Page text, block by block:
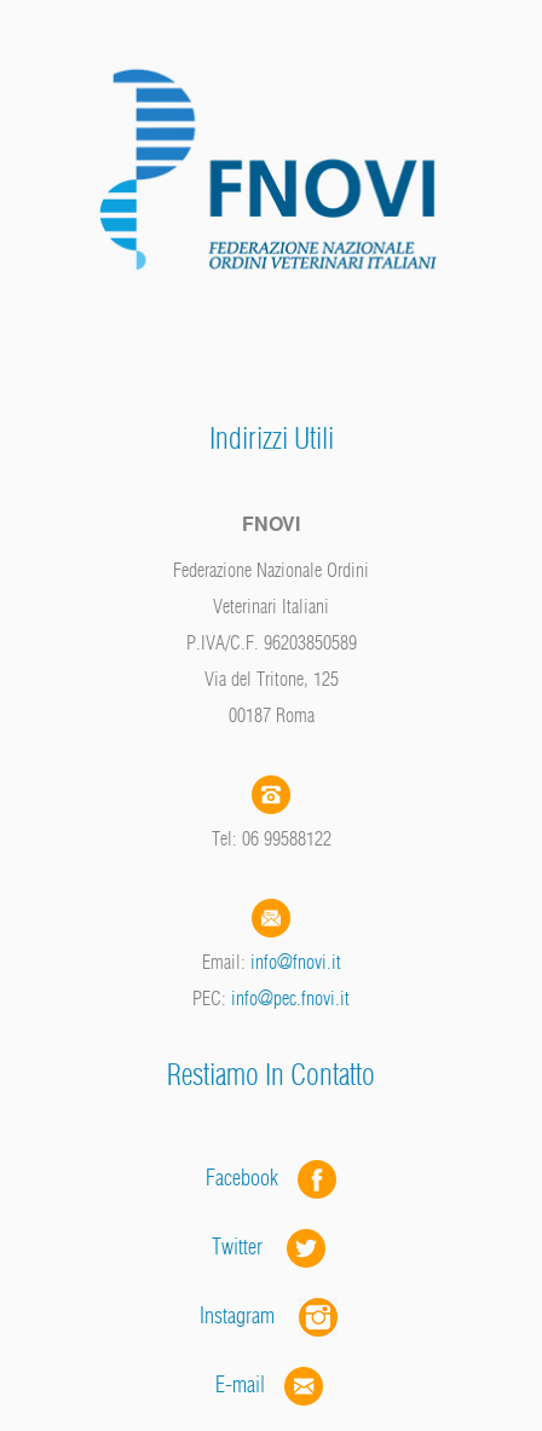
Indirizzi Utili
FNOVI
Federazione Nazionale Ordini
Veterinari Italiani
P.IVA/C.F. 96203850589
Via del Tritone, 125
00187 Roma
Tel: 06 99588122
Email: info@fnovi.it
PEC: info@pec.fnovi.it
Restiamo In Contatto
Facebook
Twitter
Instagram
E-mail